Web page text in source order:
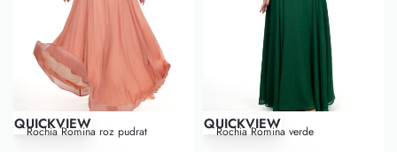
QUICKVIEW
Rochia Romina roz pudrat QUICKVIEW
Rochia Romina verde